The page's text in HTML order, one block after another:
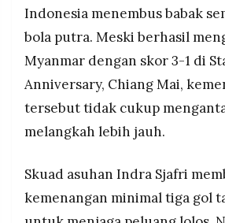
Indonesia menembus babak
bola putra. Meski berhasil
Myanmar dengan skor 3-1 di
Anniversary, Chiang Mai,
tersebut tidak cukup
melangkah lebih jauh.
Skuad asuhan Indra Sjafri
kemenangan minimal tiga gol